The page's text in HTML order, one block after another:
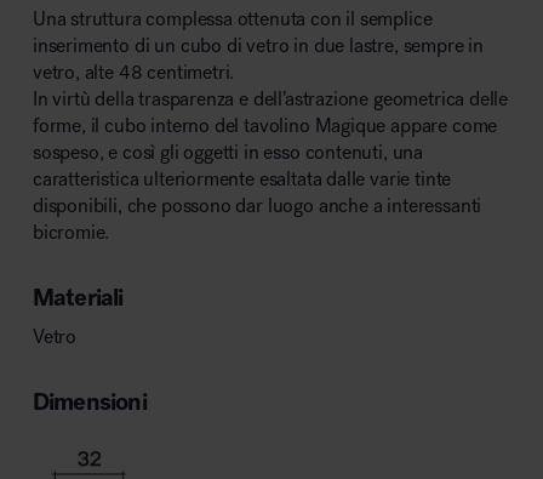
Una struttura complessa ottenuta con il semplice
inserimento di un cubo di vetro in due lastre, sempre in
vetro, alte 48 centimetri.
In virtù della trasparenza e dell’astrazione geometrica delle
forme, il cubo interno del tavolino Magique appare come
sospeso, e così gli oggetti in esso contenuti, una
caratteristica ulteriormente esaltata dalle varie tinte
disponibili, che possono dar luogo anche a interessanti
bicromie.
Materiali
Vetro
Dimensioni